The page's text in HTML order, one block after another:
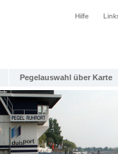
Hilfe
Pegelauswahl über Karte